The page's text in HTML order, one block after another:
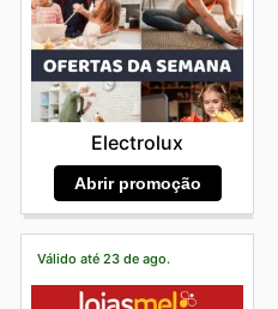
Electrolux
Abrir promoção
Válido até 23 de ago.